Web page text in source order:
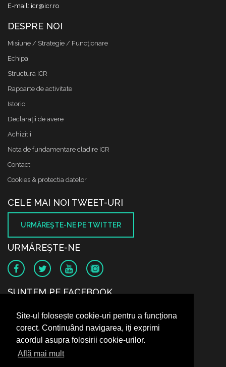
Site-ul folosește cookie-uri pentru a funcționa
corect. Continuând navigarea, iți exprimi
acordul asupra folosirii cookie-urilor.
Află mai mult
E-mail: icr@icr.ro
DESPRE NOI
Misiune / Strategie / Funcţionare
Echipa
Structura ICR
Rapoarte de activitate
Istoric
Declaraţii de avere
Achizitii
Nota de fundamentare cladire ICR
Contact
Cookies & protectia datelor
CELE MAI NOI TWEET-URI
URMĂREŞTE-NE PE TWITTER
URMĂREŞTE-NE
SUNTEM PE FACEBOOK